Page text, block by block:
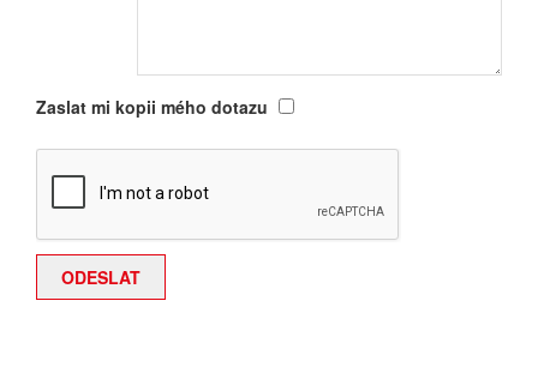
Zaslat mi kopii mého dotazu